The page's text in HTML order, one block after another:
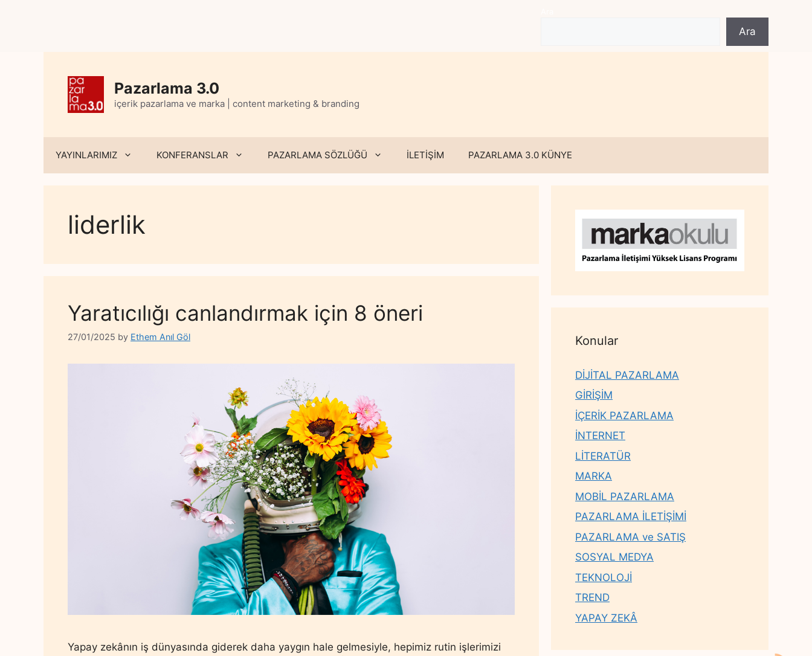
Ara
Pazarlama 3.0
içerik pazarlama ve marka | content marketing & branding
YAYINLARIMIZ KONFERANSLAR PAZARLAMA SÖZLÜĞÜ İLETİŞİM PAZARLAMA 3.0 KÜNYE
liderlik
Yaratıcılığı canlandırmak için 8 öneri
27/01/2025 by Ethem Anıl Göl
Yapay zekânın iş dünyasında giderek daha yaygın hale gelmesiyle, hepimiz rutin işlerimizi
Konular
DİJİTAL PAZARLAMA
GİRİŞİM
İÇERİK PAZARLAMA
İNTERNET
LİTERATÜR
MARKA
MOBİL PAZARLAMA
PAZARLAMA İLETİŞİMİ
PAZARLAMA ve SATIŞ
SOSYAL MEDYA
TEKNOLOJİ
TREND
YAPAY ZEKÂ